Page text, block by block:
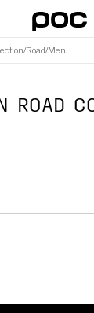
/Road/Men
ROAD